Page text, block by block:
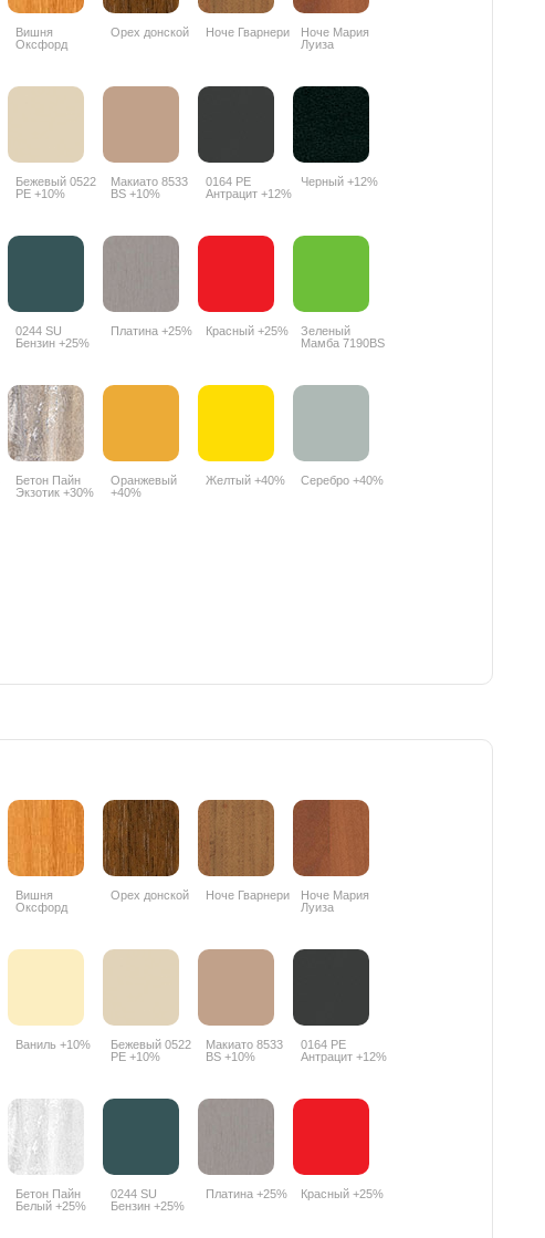
Вишня
Оксфорд
Орех донской Ноче Гварнери
Ноче Мария
Луиза
Бежевый 0522
PE +10%
Макиато 8533
BS +10%
0164 РЕ
Антрацит +12%
Черный +12%
0244 SU
Бензин +25%
Платина +25% Красный +25%
Зеленый
Мамба 7190BS
Бетон Пайн
Экзотик +30%
Оранжевый
+40%
Желтый +40% Серебро +40%
Вишня
Оксфорд
Орех донской Ноче Гварнери
Ноче Мария
Луиза
Ваниль +10%
Бежевый 0522
PE +10%
Макиато 8533
BS +10%
0164 РЕ
Антрацит +12%
Бетон Пайн
Белый +25%
0244 SU
Бензин +25%
Платина +25% Красный +25%